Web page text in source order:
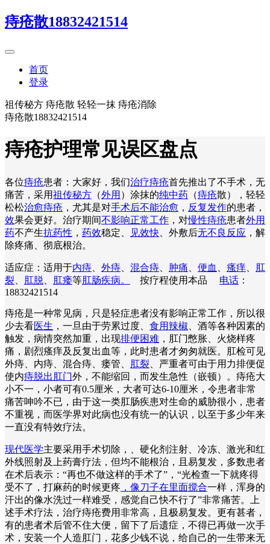
痔疮散18832421514
首页
登录
祖传秘方 痔疮散 轻轻一抹 痔疮消除
痔疮散18832421514
痔疮护理常见误区盘点
各位痔疮患者：大家好，我们治疗痔疮首先推出了不手术，无
痛苦，采用祖传秘方 （外用 ）涂抹的纯中药 （痔疮散），轻轻
松松治愈痔疮 ，尤其是对手术后不能治愈 ， 反复发作的患者，
效果会更好。治疗期间不影响正常工作 ，对慢性痔疮患者外用
药不产生抗药性 ， 药效稳定、 见效快 、外敷后无不良反应 ，解
除疼痛、彻底根治。
适应症：适用于内痔 外痔 混合痔 肿痛 便血 瘙痒
肛
裂
肛脱 肛瘘等肛肠疾病。 按疗程使用本品 电话 ：
18832421514
痔疮是一种常见病，只是轻症患者没有影响正常工作，所以很
少去看医生 ，一旦由于劳累过度、 食用辣椒 、酒等各种因素的
触发，病情突然加重，出现排便困难 ，肛门憋胀、火烧样疼
痛，剧烈瘙痒及反复出血等，此时患者才匆匆就医。肛检可见
外痔、内痔、混合痔、瘘管、
肛裂 、严重者可由于用力排便促
使内痔脱出肛门外，不能缩回，而发生急性（嵌顿）。痔疮大
小不一，小者可有0.5厘米，大者可达6-10厘米，令患者非常
痛苦呻吟不已，由于这一类肛肠疾患对生命的威胁很小，患者
不重视，而医学界对此病也没有统一的认识，以至于多少年来
一直没有特效疗法。
现代医学主要采用手术切除，、硬化剂注射、冷冻、激光和红
外线照射及上药膏疗法，但均不能根治，且易复发，多数患者
在术后表示：“再也不做这样的手术了”，“光检查一下就疼得
受不了，打麻药的时候更疼 ，像刀子在里面搅合一样，浑身的
汗出的像水洗过一样难受，感觉自己快不行了”非常痛苦。上
述手术疗法，治疗痔疮费用非常高，且极易复发。更有甚者，
有的患者术后管不住大便，留下了后遗症，不得已再做一次手
术，安装一个人造肛门，花多少钱不说，给自己的一生带来无